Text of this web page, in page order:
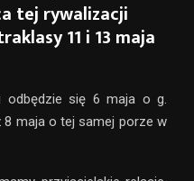
tej rywalizacji
11 i 13 maja
odbędzie się 6 maja o g.
8 maja o tej samej porze w